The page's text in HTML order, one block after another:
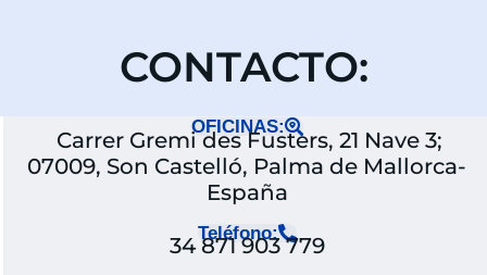
CONTACTO:
OFICINAS:
Carrer Gremi des Fusters, 21 Nave 3;
07009, Son Castelló, Palma de Mallorca-
España
Teléfono:
34 871 903 779